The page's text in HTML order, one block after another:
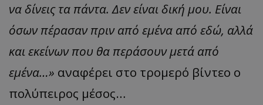
να δίνεις τα πάντα. Δεν είναι δική μου. Είναι
όσων πέρασαν πριν από εμένα από εδώ, αλλά
και εκείνων που θα περάσουν μετά από
εμένα…» αναφέρει στο τρομερό βίντεο ο
πολύπειρος μέσος…